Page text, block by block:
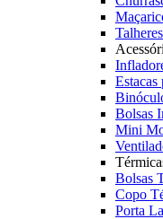
Talheres
Estacas
Bolsas
Mini
Bolsas
Copo
Porta